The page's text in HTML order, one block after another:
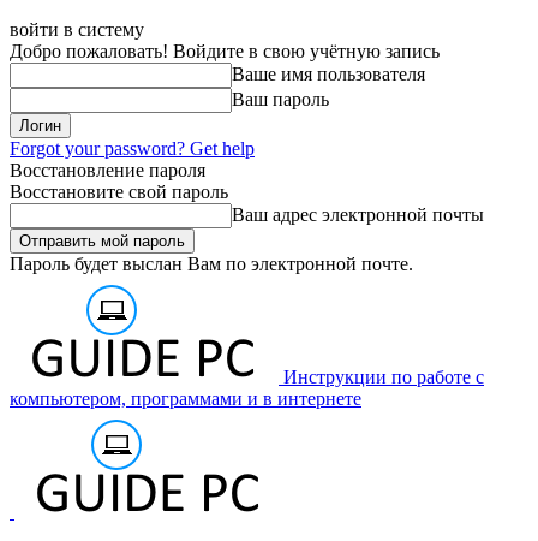
войти в систему
Добро пожаловать! Войдите в свою учётную запись
Ваше имя пользователя
Ваш пароль
Forgot your password? Get help
Восстановление пароля
Восстановите свой пароль
Ваш адрес электронной почты
Пароль будет выслан Вам по электронной почте.
Инструкции по работе с
компьютером, программами и в интернете